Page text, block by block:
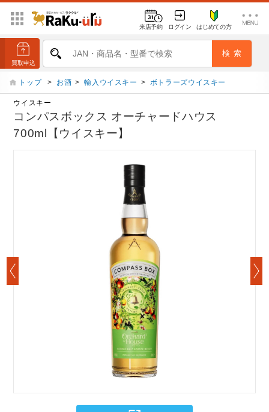
来店予約 ログイン はじめての方
トップ > お酒 > 輸入ウイスキー > ボトラーズウイスキー
ウイスキー
コンパスボックス オーチャードハウス
700ml【ウイスキー】